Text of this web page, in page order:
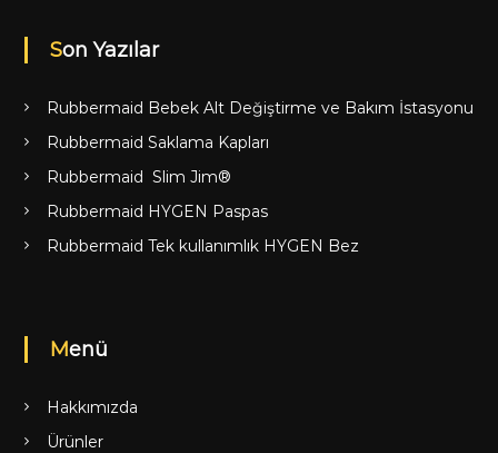
Son Yazılar
Rubbermaid Bebek Alt Değiştirme ve Bakım İstasyonu
Rubbermaid Saklama Kapları
Rubbermaid Slim Jim®
Rubbermaid HYGEN Paspas
Rubbermaid Tek kullanımlık HYGEN Bez
Menü
Hakkımızda
Ürünler